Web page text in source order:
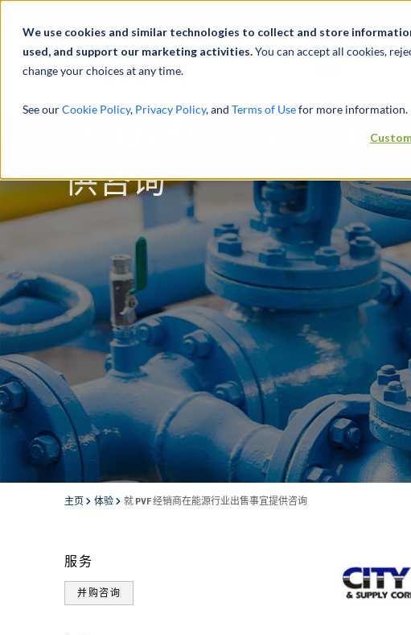
We use cookies and similar technologies to collect and store
used, and support our marketing activities.You can accept all cookies,
change your choices at any time.
See ourCookie Policy, Privacy Policy, and Terms of Usefor more information.
就 PVF 经销商在能源
供咨询
主页 体验 就 PVF 经销商在能源行业出售事宜提供咨询
服务
并购咨询